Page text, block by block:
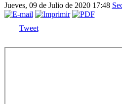
Jueves, 09 de Julio de 2020 17:48
Tweet